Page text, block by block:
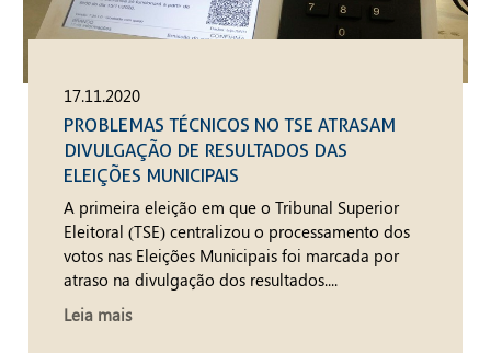
17.11.2020
PROBLEMAS TÉCNICOS NO TSE ATRASAM
DIVULGAÇÃO DE RESULTADOS DAS
ELEIÇÕES MUNICIPAIS
A primeira eleição em que o Tribunal Superior
Eleitoral (TSE) centralizou o processamento dos
votos nas Eleições Municipais foi marcada por
atraso na divulgação dos resultados....
Leia mais